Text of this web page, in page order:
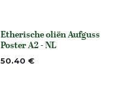
None
Etherische oliën Aufguss
Poster A2 - NL
50.40 €